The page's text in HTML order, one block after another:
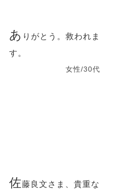
あ りがとう。救われま
す。
女性/30代
佐藤良文さま、貴重な